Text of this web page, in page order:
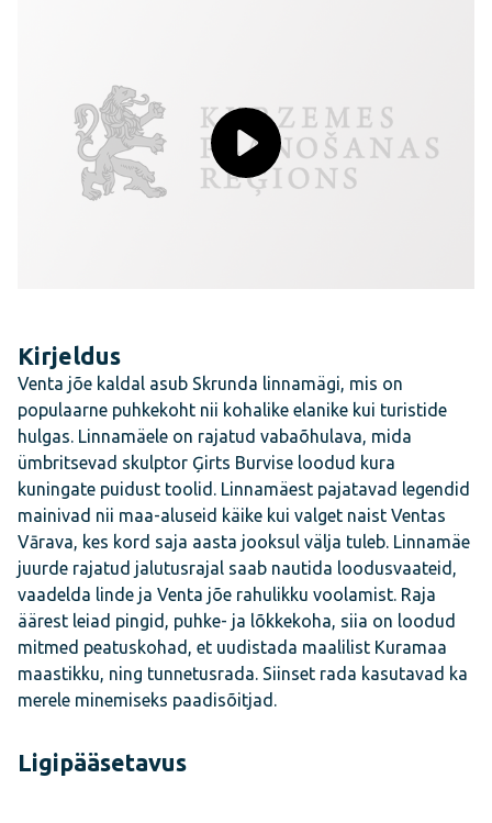
Kirjeldus
Venta jõe kaldal asub Skrunda linnamägi, mis on
populaarne puhkekoht nii kohalike elanike kui turistide
hulgas. Linnamäele on rajatud vabaõhulava, mida
ümbritsevad skulptor Ģirts Burvise loodud kura
kuningate puidust toolid. Linnamäest pajatavad legendid
mainivad nii maa-aluseid käike kui valget naist Ventas
Vārava, kes kord saja aasta jooksul välja tuleb. Linnamäe
juurde rajatud jalutusrajal saab nautida loodusvaateid,
vaadelda linde ja Venta jõe rahulikku voolamist. Raja
äärest leiad pingid, puhke- ja lõkkekoha, siia on loodud
mitmed peatuskohad, et uudistada maalilist Kuramaa
maastikku, ning tunnetusrada. Siinset rada kasutavad ka
merele minemiseks paadisõitjad.
Ligipääsetavus